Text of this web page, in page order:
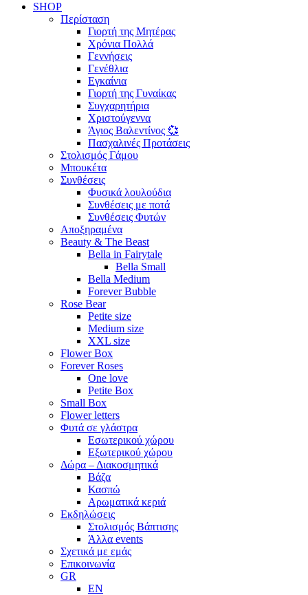
SHOP
Περίσταση
Γιορτή της Μητέρας
Χρόνια Πολλά
Γεννήσεις
Γενέθλια
Εγκαίνια
Γιορτή της Γυναίκας
Συγχαρητήρια
Χριστούγεννα
Άγιος Βαλεντίνος 💞
Πασχαλινές Προτάσεις
Στολισμός Γάμου
Μπουκέτα
Συνθέσεις
Φυσικά λουλούδια
Συνθέσεις με ποτά
Συνθέσεις Φυτών
Αποξηραμένα
Beauty & The Beast
Bella in Fairytale
Bella Small
Bella Medium
Forever Bubble
Rose Bear
Petite size
Medium size
XXL size
Flower Box
Forever Roses
One love
Petite Box
Small Box
Flower letters
Φυτά σε γλάστρα
Εσωτερικού χώρου
Εξωτερικού χώρου
Δώρα – Διακοσμητικά
Βάζα
Κασπώ
Αρωματικά κεριά
Εκδηλώσεις
Στολισμός Βάπτισης
Άλλα events
Σχετικά με εμάς
Επικοινωνία
GR
EN